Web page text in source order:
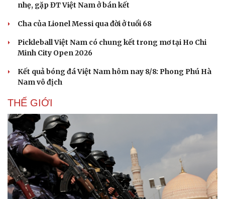
nhẹ, gặp ĐT Việt Nam ở bán kết
Cha của Lionel Messi qua đời ở tuổi 68
Pickleball Việt Nam có chung kết trong mơ tại Ho Chi
Minh City Open 2026
Kết quả bóng đá Việt Nam hôm nay 8/8: Phong Phú Hà
Nam vô địch
THẾ GIỚI